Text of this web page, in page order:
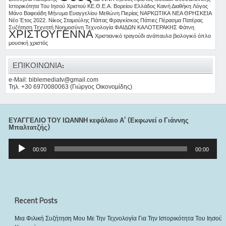
Ιστορικότητα Του Ιησού Χριστού ΚΕ.Θ.Ε.Α. Βορείου Ελλάδος Καινή Διαθήκη Λόγος
Μάνο Βαφειάδη Μήνυμα Ευαγγελίου Μεθώνη Πιερίας ΝΑΡΚΩΤΙΚΑ ΝΕΑ ΘΡΗΣΚΕΙΑ
Νέο Έτος 2022. Νίκος Σταμούλης Πάπας Φραγκίσκος Πάπιες Πέρασμα Πατέρας
Συζήτηση Τεχνητή Νοημοσύνη Τεχνολογία ΦΑΙΔΩΝ ΚΑΛΟΤΕΡΑΚΗΣ Φάτνη
ΧΡΙΣΤΟΥΓΕΝΝΑ Χριστιανικό τραγούδι ανάπαυλα βιολογικό όπλο
μουσική χριστός
ΕΠΙΚΟΙΝΩΝΙΑ:
e-Mail: biblemediatv@gmail.com
Τηλ. +30 6970080063 (Γιώργος Οικονομίδης)
ΕΥΑΓΓΕΛΙΟ ΤΟΥ ΙΩΑΝΝΗ κεφάλαιο Α’ (Εκφωνεί ο Γιάννης
Μπαλτατζής)
Αναπαραγωγής
00:00 00:00
Recent Posts
Μια Φιλική Συζήτηση Μου Με Την Τεχνολογία Για Την Ιστορικότητα Του Ιησού